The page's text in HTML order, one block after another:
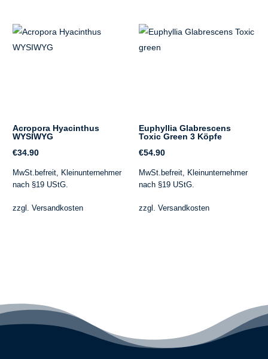
Acropora Hyacinthus
WYSIWYG
€34.90
MwSt.befreit, Kleinunternehmer
nach §19 UStG.
zzgl. Versandkosten
Euphyllia Glabrescens
Toxic Green 3 Köpfe
€54.90
MwSt.befreit, Kleinunternehmer
nach §19 UStG.
zzgl.Versandkosten